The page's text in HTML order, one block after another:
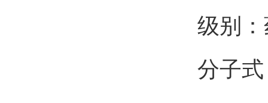
级别
分子